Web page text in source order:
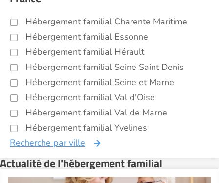
Hébergement familial Charente Maritime
Hébergement familial Essonne
Hébergement familial Hérault
Hébergement familial Seine Saint Denis
Hébergement familial Seine et Marne
Hébergement familial Val d'Oise
Hébergement familial Val de Marne
Hébergement familial Yvelines
Recherche par ville
Actualité de l'hébergement familial